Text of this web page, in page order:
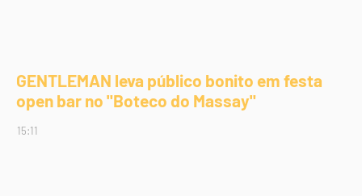
GENTLEMAN leva público bonito em festa
open bar no "Boteco do Massay"
15:11